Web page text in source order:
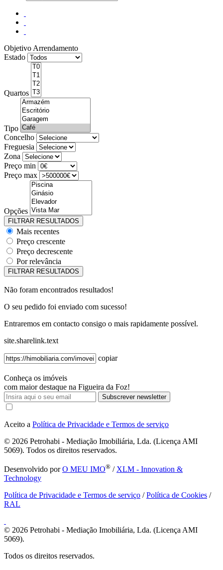
Objetivo Arrendamento
Estado
Quartos
Tipo
Concelho
Freguesia
Zona
Preço min
Preço max
Opções
Mais recentes
Preço crescente
Preço decrescente
Por relevância
Não foram encontrados resultados!
O seu pedido foi enviado com sucesso!
Entraremos em contacto consigo o mais rapidamente possível.
site.sharelink.text
copiar
Conheça os imóveis
com maior destaque na Figueira da Foz!
Subscrever newsletter
Aceito a Política de Privacidade e Termos de serviço
© 2026 Petrohabi - Mediação Imobiliária, Lda. (Licença AMI
5069). Todos os direitos reservados.
Desenvolvido porO MEU IMO® / XLM - Innovation &
Technology
Política de Privacidade e Termos de serviço /Política de Cookies /
RAL
© 2026 Petrohabi - Mediação Imobiliária, Lda. (Licença AMI
5069).
Todos os direitos reservados.